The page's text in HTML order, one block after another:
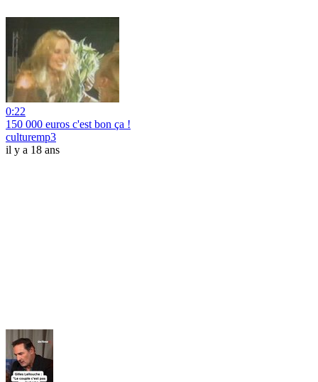
0:22
150 000 euros c'est bon ça !
culturemp3
il y a 18 ans